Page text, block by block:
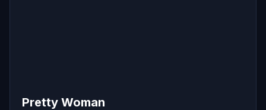
Pretty Woman